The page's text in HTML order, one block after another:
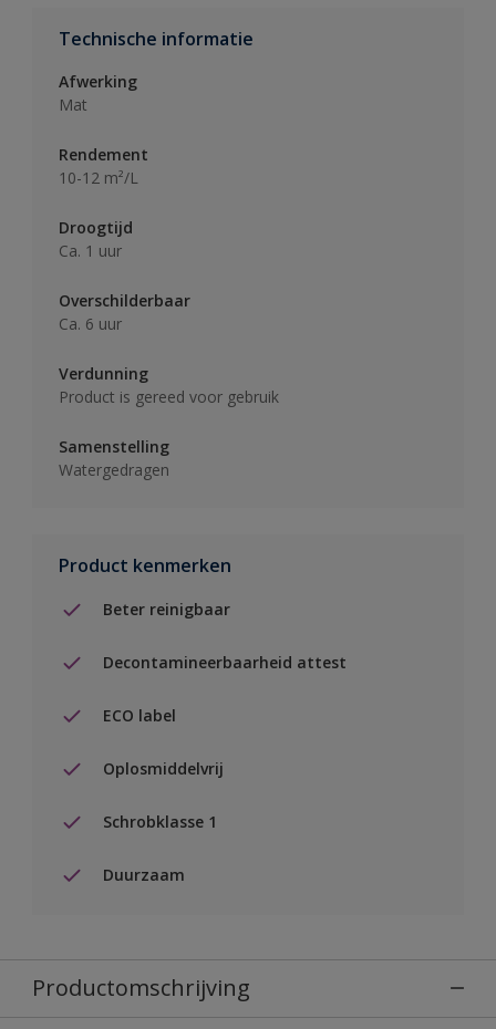
Technische informatie
Afwerking
Mat
Rendement
10-12 m²/L
Droogtijd
Ca. 1 uur
Overschilderbaar
Ca. 6 uur
Verdunning
Product is gereed voor gebruik
Samenstelling
Watergedragen
Product kenmerken
Beter reinigbaar
Decontamineerbaarheid attest
ECO label
Oplosmiddelvrij
Schrobklasse 1
Duurzaam
Productomschrijving